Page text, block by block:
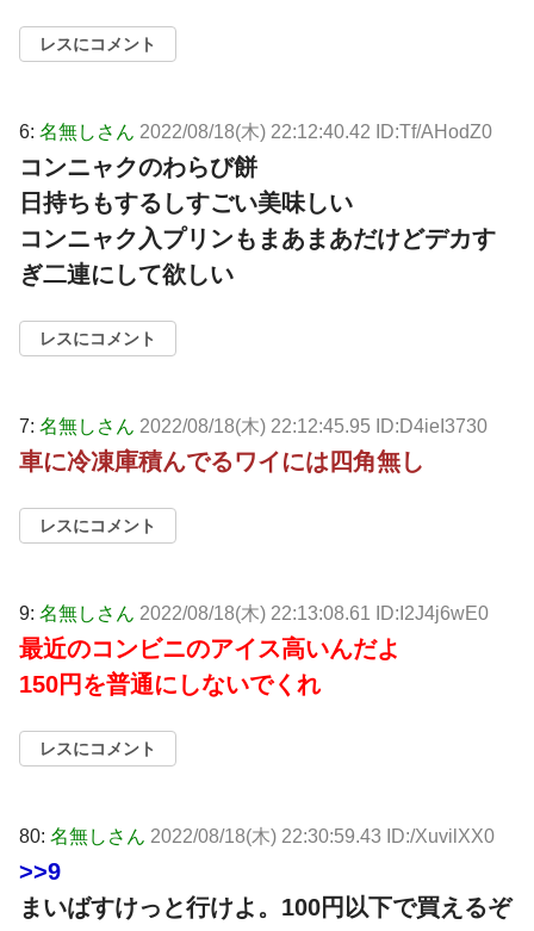
レスにコメント
6: 名無しさん 2022/08/18(木) 22:12:40.42 ID:Tf/AHodZ0
コンニャクのわらび餅
日持ちもするしすごい美味しい
コンニャク入プリンもまあまあだけどデカす
ぎ二連にして欲しい
レスにコメント
7: 名無しさん 2022/08/18(木) 22:12:45.95 ID:D4ieI3730
車に冷凍庫積んでるワイには四角無し
レスにコメント
9: 名無しさん 2022/08/18(木) 22:13:08.61 ID:I2J4j6wE0
最近のコンビニのアイス高いんだよ
150円を普通にしないでくれ
レスにコメント
80: 名無しさん 2022/08/18(木) 22:30:59.43 ID:/XuvilXX0
>>9
まいばすけっと行けよ。100円以下で買えるぞ